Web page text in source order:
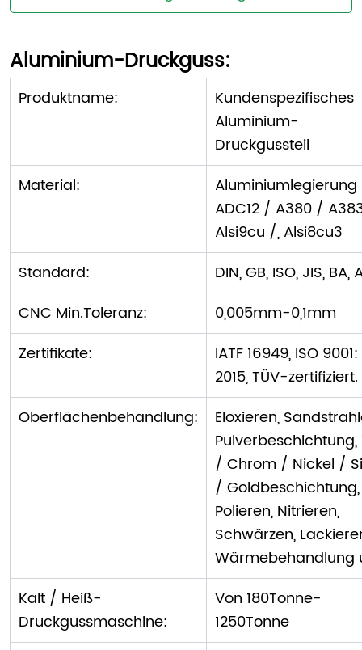
Aluminium-Druckguss:
Produktname:
Kundenspezifisches
Aluminium-
Druckgussteil
Material:
Aluminiumlegierung
ADC12 / A380 /
Alsi9cu /, Alsi8cu3
Standard:
DIN, GB, ISO, JIS, BA,
CNC Min.Toleranz:
0,005mm-0,1mm
Zertifikate:
IATF 16949, ISO 9001:
2015, TÜV-zertifiziert.
Oberflächenbehandlung:
Eloxieren,
Pulverbeschichtung,
/ Chrom / Nickel /
/ Goldbeschichtung,
Polieren, Nitrieren,
Schwärzen,
Wärmebehandlung
Kalt / Heiß-
Druckgussmaschine:
Von 180Tonne-
1250Tonne